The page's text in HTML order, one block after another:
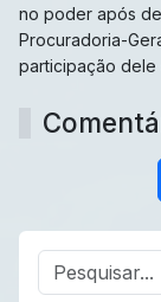
no poder após
Procuradoria-
participação dele